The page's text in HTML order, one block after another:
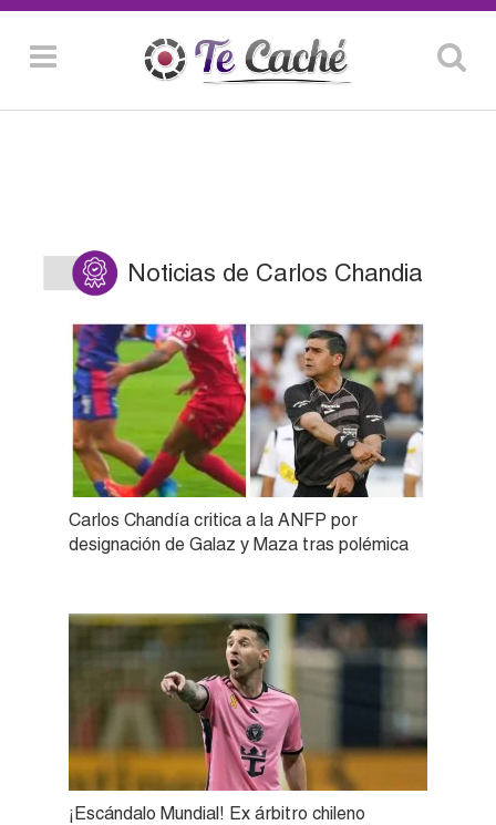
Noticias de Carlos Chandia
Carlos Chandía critica a la ANFP por
designación de Galaz y Maza tras polémica
¡Escándalo Mundial! Ex árbitro chileno